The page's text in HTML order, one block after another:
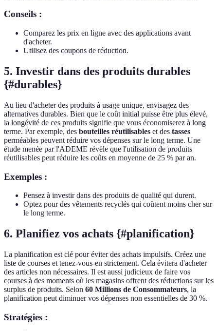
Conseils :
Comparez les prix en ligne avec des applications avant
d'acheter.
Utilisez des coupons de réduction.
5. Investir dans des produits durables
{#durables}
Au lieu d'acheter des produits à usage unique, envisagez des
alternatives durables. Bien que le coût initial puisse être plus élevé,
la longévité de ces produits signifie que vous économiserez à long
terme. Par exemple, des bouteilles réutilisables et des tasses
perméables peuvent réduire vos dépenses sur le long terme. Une
étude menée par l'ADEME révèle que l'utilisation de produits
réutilisables peut réduire les coûts en moyenne de 25 % par an.
Exemples :
Pensez à investir dans des produits de qualité qui durent.
Optez pour des vêtements recyclés qui coûtent moins cher sur
le long terme.
6. Planifiez vos achats {#planification}
La planification est clé pour éviter des achats impulsifs. Créez une
liste de courses et tenez-vous-en strictement. Cela évitera d'acheter
des articles non nécessaires. Il est aussi judicieux de faire vos
courses à des moments où les magasins offrent des réductions sur les
surplus de produits. Selon 60 Millions de Consommateurs, la
planification peut diminuer vos dépenses non essentielles de 30 %.
Stratégies :